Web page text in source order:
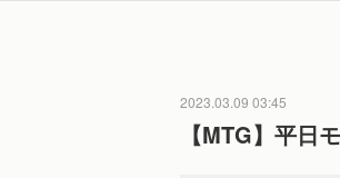
2023.03.09 03:45
【MTG】平日